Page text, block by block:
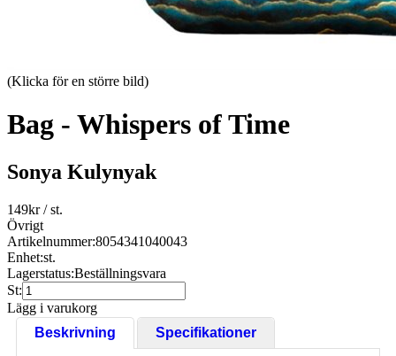
(Klicka för en större bild)
Bag - Whispers of Time
Sonya Kulynyak
149kr/ st.
Övrigt
Artikelnummer:8054341040043
Enhet:st.
Lagerstatus:Beställningsvara
St:
Lägg i varukorg
Beskrivning
Specifikationer